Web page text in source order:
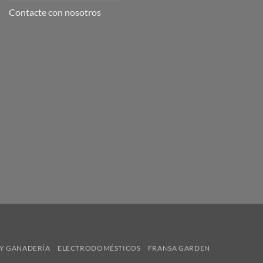
Contacte con nosotros
GANADERÍA ELECTRODOMÉSTICOS
FRANSA GARDEN